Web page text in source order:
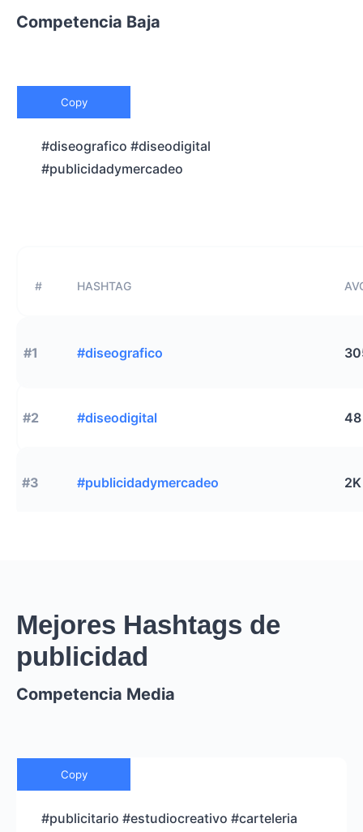
Competencia Baja
Copy
#diseografico #diseodigital
#publicidadymercadeo
# HASHTAG
#1 #diseografico
#2 #diseodigital 48
#3 #publicidadymercadeo 2K
Mejores Hashtags de
publicidad
Competencia Media
Copy
#publicitario #estudiocreativo #carteleria